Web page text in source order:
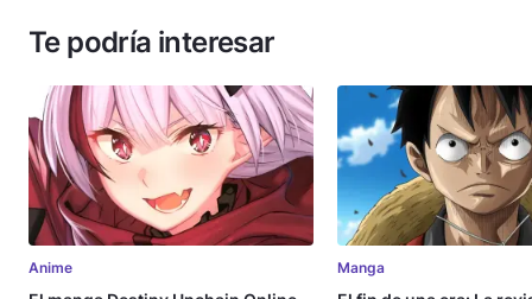
Te podría interesar
Anime Manga